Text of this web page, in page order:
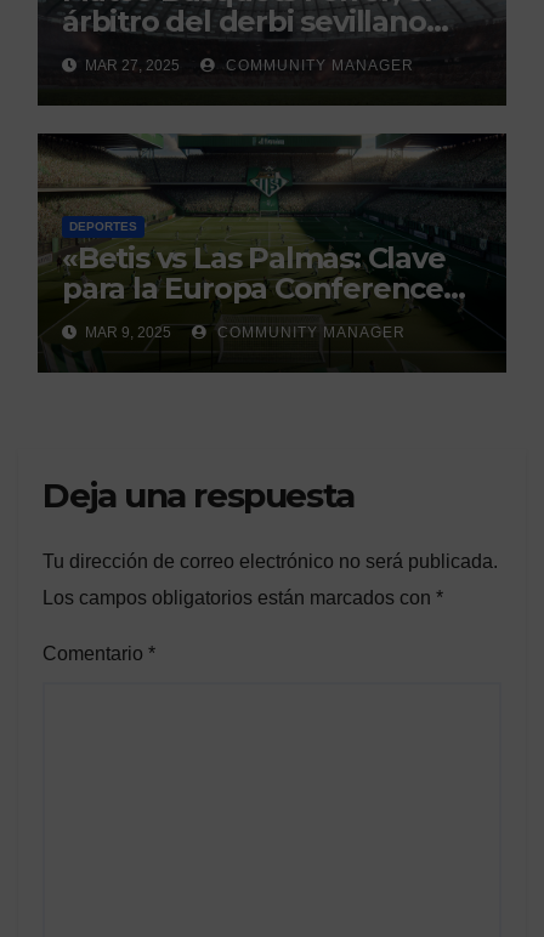
árbitro del derbi sevillano
con un historial que genera
debate
MAR 27, 2025 COMMUNITY MANAGER
DEPORTES
«Betis vs Las Palmas: Clave
para la Europa Conference
League»
MAR 9, 2025 COMMUNITY MANAGER
Deja una respuesta
Tu dirección de correo electrónico no será publicada.
Los campos obligatorios están marcados con *
Comentario *